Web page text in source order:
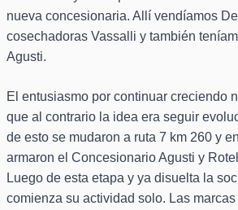
nueva concesionaria. Allí vendíamos
cosechadoras Vassalli y también
Agusti.
El entusiasmo por continuar creciendo
que al contrario la idea era seguir
de esto se mudaron a ruta 7 km 260 y
armaron el Concesionario Agusti y
Luego de esta etapa y ya disuelta la
comienza su actividad solo. Las